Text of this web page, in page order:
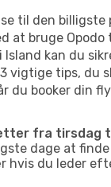
til den billigste
at bruge Opodo
kan du
vigtige tips, du
du booker din
fra tirsdag
dage at finde
hvis du leder